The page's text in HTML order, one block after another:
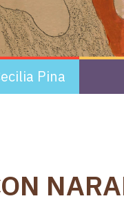
Pina